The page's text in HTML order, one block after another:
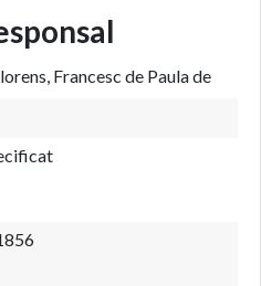
Francesc de Paula de